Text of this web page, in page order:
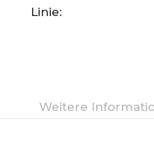
Linie:
Weitere